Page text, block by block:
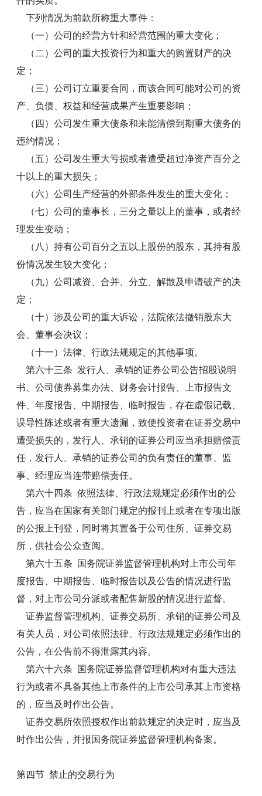
下列情况为前款所称重大事件：
（一）公司的经营方针和经营范围的重大变化；
（二）公司的重大投资行为和重大的购置财产的决
定；
（三）公司订立重要合同，而该合同可能对公司的资
产、负债、权益和经营成果产生重要影响；
（四）公司发生重大债条和未能清偿到期重大债务的
违约情况；
（五）公司发生重大亏损或者遭受超过净资产百分之
十以上的重大损失；
（六）公司生产经营的外部条件发生的重大变化；
（七）公司的董事长，三分之量以上的董事，或者经
理发生变动；
（八）持有公司百分之五以上股份的股东，其持有股
份情况发生较大变化；
（九）公司减资、合并、分立、解散及申请破产的决
定；
（十）涉及公司的重大诉讼，法院依法撤销股东大
会、董事会决议；
（十一）法律、行政法规规定的其他事项。
第六十三条 发行人、承销的证券公司公告招股说明
书、公司债券募集办法、财务会计报告、上市报告文
件、年度报告、中期报告、临时报告，存在虚假记载、
误导性陈述或者有重大遗漏，致使投资者在证券交易中
遭受损失的，发行人、承销的证券公司应当承担赔偿责
任，发行人、承销的证券公司的负有责任的董事、监
事、经理应当连带赔偿责任。
第六十四条 依照法律、行政法规规定必须作出的公
告，应当在国家有关部门规定的报刊上或者在专项出版
的公报上刊登，同时将其置备于公司住所、证券交易
所，供社会公众查阅。
第六十五条 国务院证券监督管理机构对上市公司年
度报告、中期报告、临时报告以及公告的情况进行监
督，对上市公司分派或者配售新股的情况进行监督。
证券监督管理机构、证券交易所、承销的证券公司及
有关人员，对公司依照法律、行政法规规定必须作出的
公告，在公告前不得泄露其内容。
第六十六条 国务院证券监督管理机构对有重大违法
行为或者不具备其他上市条件的上市公司承其上市资格
的，应当及时作出公告。
证券交易所依照授权作出前款规定的决定时，应当及
时作出公告，并报国务院证券监督管理机构备案。
第四节 禁止的交易行为